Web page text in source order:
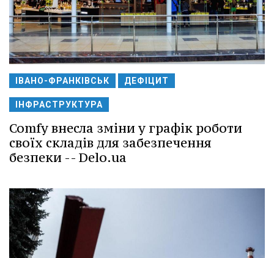
ІВАНО-ФРАНКІВСЬК ДЕФІЦИТ
ІНФРАСТРУКТУРА
Comfy внесла зміни у графік роботи
своїх складів для забезпечення
безпеки -- Delo.ua